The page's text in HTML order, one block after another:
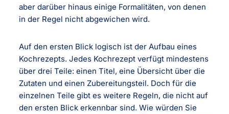
aber darüber hinaus einige Formalitäten, von denen
in der Regel nicht abgewichen wird.
Auf den ersten Blick logisch ist der Aufbau eines
Kochrezepts. Jedes Kochrezept verfügt mindestens
über drei Teile: einen Titel, eine Übersicht über die
Zutaten und einen Zubereitungsteil. Doch für die
einzelnen Teile gibt es weitere Regeln, die nicht auf
den ersten Blick erkennbar sind. Wie würden Sie